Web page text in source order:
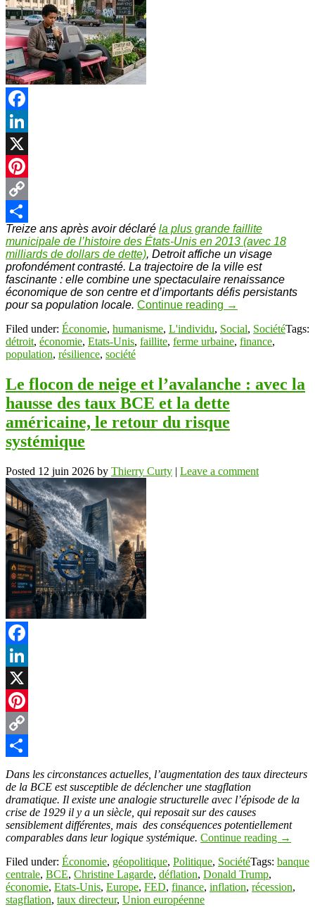
Facebook
LinkedIn
X
Pinterest
Copy
Link
Partager
Treize ans après avoir déclaré la plus grande faillite
municipale de l’histoire des États-Unis en 2013 (avec 18
milliards de dollars de dette), Detroit affiche un visage
profondément contrasté. La trajectoire de la ville est
fascinante : elle combine une spectaculaire renaissance
économique de son centre et d’importants défis persistants
pour sa population locale. Continue reading →
Filed under: Économie, humanisme, L'individu, Social, SociétéTags:
détroit, économie, Etats-Unis, faillite, ferme urbaine, finance,
population, résilience, société
Le flocon de neige et l’avalanche : avec la
hausse des taux BCE et la dette
américaine, le retour du risque
systémique
Posted 12 juin 2026 by Thierry Curty | Leave a comment
Facebook
LinkedIn
X
Pinterest
Copy
Link
Partager
Dans les circonstances actuelles, l’augmentation des taux directeurs
de la BCE est susceptible de déclencher une stagflation
dramatique. Il existe une analogie structurelle avec l’épisode de la
crise de 1929 il y a un siècle, qui reposait sur des causes
sensiblement différentes, mais des conséquences potentiellement
comparables dans leur logique systémique. Continue reading →
Filed under: Économie, géopolitique, Politique, SociétéTags: banque
centrale, BCE, Christine Lagarde, déflation, Donald Trump,
économie, Etats-Unis, Europe, FED, finance, inflation, récession,
stagflation, taux directeur, Union européenne